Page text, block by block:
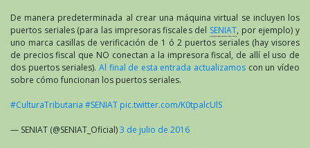
De manera predeterminada al crear una máquina virtual se incluyen los
puertos seriales (para las impresoras fiscales del SENIAT, por ejemplo) y
uno marca casillas de verificación de 1 ó 2 puertos seriales (hay visores
de precios fiscal que NO conectan a la impresora fiscal, de allí el uso de
dos puertos seriales). Al final de esta entrada actualizamos con un vídeo
sobre cómo funcionan los puertos seriales.
#CulturaTributaria #SENIAT pic.twitter.com/K0tpalcUlS
— SENIAT (@SENIAT_Oficial)3 de julio de 2016